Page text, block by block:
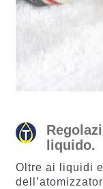
liquido.
Oltre ai liquidi